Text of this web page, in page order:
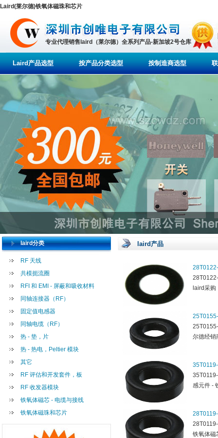
Laird(莱尔德)铁氧体磁珠和芯片
专业代理销售laird（莱尔德）全系列产品-新加坡2号仓库
Laird产品选型 按产品分类选型 按制造商选型
laird分类
RF 天线
共模扼流圈
RFI 和 EMI - 屏蔽和吸收材料
同轴连接器（RF）
固定值电感器
同轴电缆（RF）
热 - 垫，片
热 - 热电，Peltier 模块
其它
RF 评估和开发套件，板
RF 收发器模块
铁氧体磁芯 - 电缆与接线
铁氧体磁珠和芯片
laird产品
laird采
尔德经销
感元件 -
铁氧体磁